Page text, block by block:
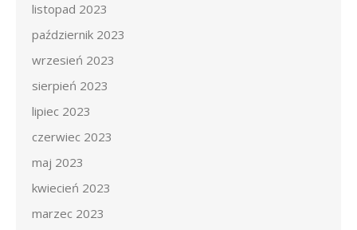
listopad 2023
październik 2023
wrzesień 2023
sierpień 2023
lipiec 2023
czerwiec 2023
maj 2023
kwiecień 2023
marzec 2023